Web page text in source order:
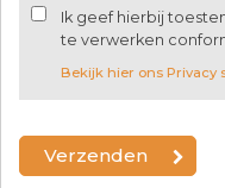
Ik geef hierbij
te verwerken
Bekijk hier ons Privacy